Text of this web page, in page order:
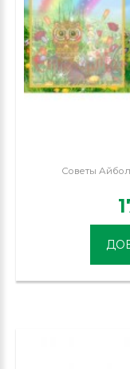
Советы